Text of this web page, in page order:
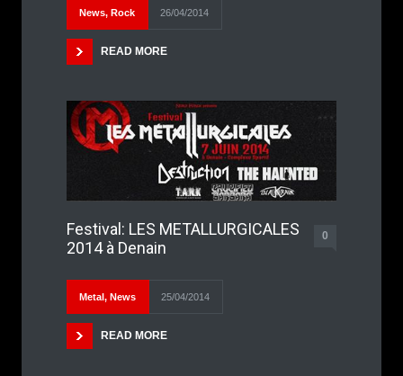
News, Rock 26/04/2014
READ MORE
Festival: LES METALLURGICALES
2014 à Denain
0
Metal , News 25/04/2014
READ MORE